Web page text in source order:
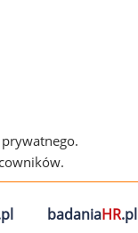
badaniaHR.pl